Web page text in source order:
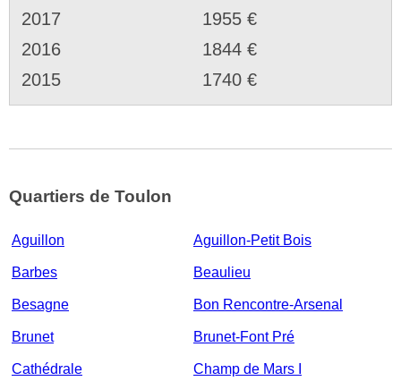
2017
1955 €
2016
1844 €
2015
1740 €
Quartiers de Toulon
Aguillon Aguillon-Petit Bois
Barbes Beaulieu
Besagne Bon Rencontre-Arsenal
Brunet Brunet-Font Pré
Cathédrale Champ de Mars I